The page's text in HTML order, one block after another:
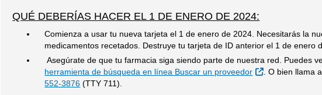
QUÉ DEBERÍAS HACER EL 1 DE ENERO DE 2024:
Comienza a usar tu nueva tarjeta el 1 de enero de 2024. Necesitarás la
medicamentos recetados. Destruye tu tarjeta de ID anterior el 1 de enero
Asegúrate de que tu farmacia siga siendo parte de nuestra red. Puedes
herramienta de búsqueda en línea Buscar un proveedor
Sitio Externo
. O bien llama
552-3876 (TTY 711).